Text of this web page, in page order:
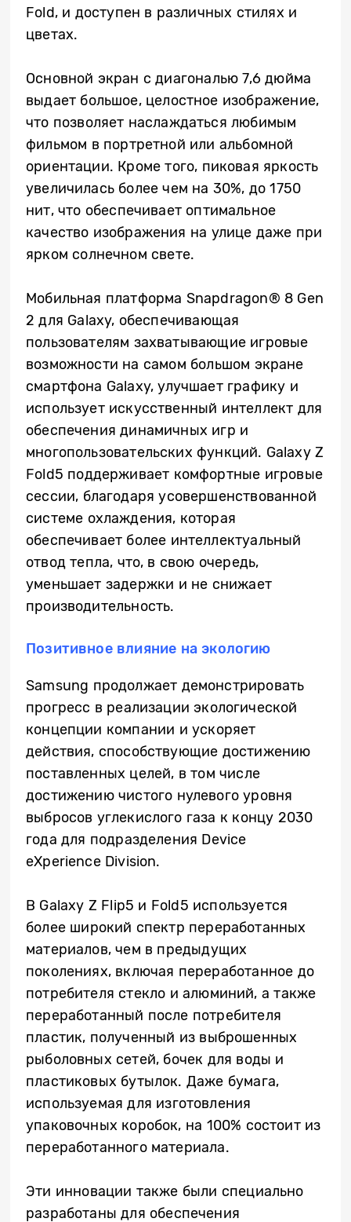
Fold, и доступен в различных стилях и
цветах.
Основной экран с диагональю 7,6 дюйма
выдает большое, целостное изображение,
что позволяет наслаждаться любимым
фильмом в портретной или альбомной
ориентации. Кроме того, пиковая яркость
увеличилась более чем на 30%, до 1750
нит, что обеспечивает оптимальное
качество изображения на улице даже при
ярком солнечном свете.
Мобильная платформа Snapdragon® 8 Gen
2 для Galaxy, обеспечивающая
пользователям захватывающие игровые
возможности на самом большом экране
смартфона Galaxy, улучшает графику и
использует искусственный интеллект для
обеспечения динамичных игр и
многопользовательских функций. Galaxy Z
Fold5 поддерживает комфортные игровые
сессии, благодаря усовершенствованной
системе охлаждения, которая
обеспечивает более интеллектуальный
отвод тепла, что, в свою очередь,
уменьшает задержки и не снижает
производительность.
Позитивное влияние на экологию
Samsung продолжает демонстрировать
прогресс в реализации экологической
концепции компании и ускоряет
действия, способствующие достижению
поставленных целей, в том числе
достижению чистого нулевого уровня
выбросов углекислого газа к концу 2030
года для подразделения Device
eXperience Division.
В Galaxy Z Flip5 и Fold5 используется
более широкий спектр переработанных
материалов, чем в предыдущих
поколениях, включая переработанное до
потребителя стекло и алюминий, а также
переработанный после потребителя
пластик, полученный из выброшенных
рыболовных сетей, бочек для воды и
пластиковых бутылок. Даже бумага,
используемая для изготовления
упаковочных коробок, на 100% состоит из
переработанного материала.
Эти инновации также были специально
разработаны для обеспечения